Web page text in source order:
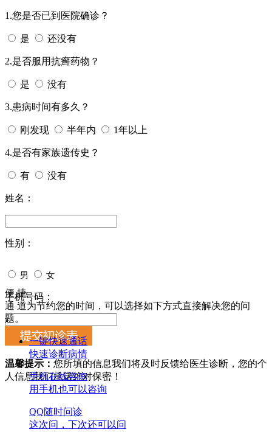
1.您是否已到医院确诊？
是 还没有
2.是否服用抗癣药物？
是 没有
3.患病时间有多久？
刚发现 半年内 1年以上
4.是否有家族遗传史？
有 没有
姓名：
性别：
男 女
手机号码：
温馨提示： 您所填的信息我们将及时反馈给医生诊断，您的个
人信息我们承诺绝对保密！
便 捷
通 道为节约您的时间，可以选择如下方式直接解决您的问
题。
一键快速通话
快速诊断病情
手机在线咨询
用手机也可以咨询
QQ随时问诊
这次问，下次还可以问